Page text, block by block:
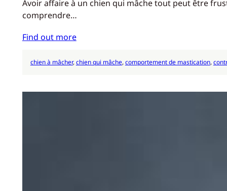
Avoir affaire à un chien qui mâche tout peut être
comprendre…
Find out more
chien à mâcher, chien qui mâche, comportement de mastication,